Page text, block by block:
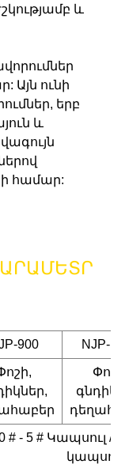
և
Այն ունի
երբ
և
համար:
900 NJP-
Փոշի,
# - 5 # Կապսուլ /
կապսուլ